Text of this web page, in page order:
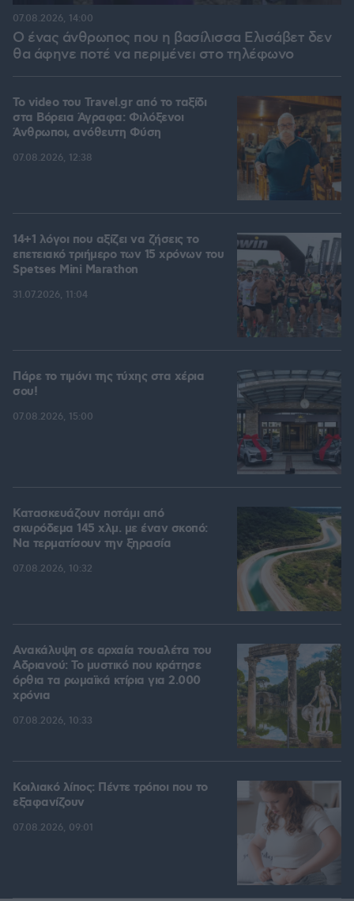
Ο ένας άνθρωπος που η βασίλισσα Ελισάβετ δεν
θα άφηνε ποτέ να περιμένει στο τηλέφωνο
07.08.2026, 14:00
To video του Travel.gr από το ταξίδι
στα Βόρεια Άγραφα: Φιλόξενοι
Άνθρωποι, ανόθευτη Φύση
07.08.2026, 12:38
14+1 λόγοι που αξίζει να ζήσεις το
επετειακό τριήμερο των 15 χρόνων του
Spetses Mini Marathon
31.07.2026, 11:04
Πάρε το τιμόνι της τύχης στα χέρια
σου!
07.08.2026, 15:00
Κατασκευάζουν ποτάμι από
σκυρόδεμα 145 χλμ. με έναν σκοπό:
Να τερματίσουν την ξηρασία
07.08.2026, 10:32
Ανακάλυψη σε αρχαία τουαλέτα του
Αδριανού: Το μυστικό που κράτησε
όρθια τα ρωμαϊκά κτίρια για 2.000
χρόνια
07.08.2026, 10:33
Κοιλιακό λίπος: Πέντε τρόποι που το
εξαφανίζουν
07.08.2026, 09:01